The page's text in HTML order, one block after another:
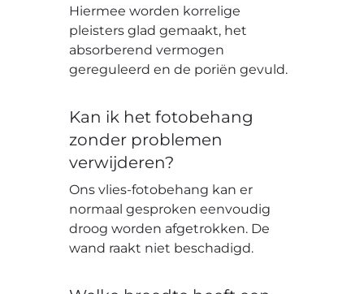
Hiermee worden korrelige
pleisters glad gemaakt, het
absorberend vermogen
gereguleerd en de poriën gevuld.
Kan ik het fotobehang
zonder problemen
verwijderen?
Ons vlies-fotobehang kan er
normaal gesproken eenvoudig
droog worden afgetrokken. De
wand raakt niet beschadigd.